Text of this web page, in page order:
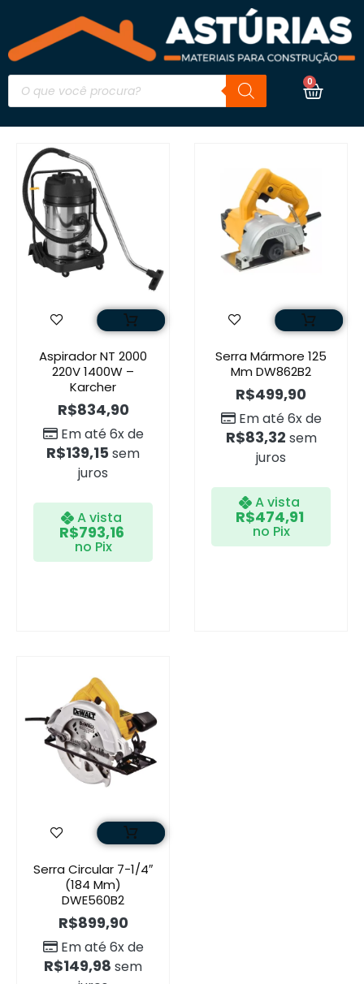
0
Aspirador NT 2000
220V 1400W –
Karcher
R$834,90
Em até 6x de
R$139,15 sem
juros
A vista
R$793,16
no Pix
Serra Mármore 125
Mm DW862B2
R$499,90
Em até 6x de
R$83,32 sem
juros
A vista
R$474,91
no Pix
Serra Circular 7-1/4″
(184 Mm)
DWE560B2
R$899,90
Em até 6x de
R$149,98 sem